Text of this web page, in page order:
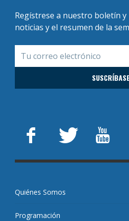
Regístrese a nuestro boletín y
noticias y el resumen de la
Quiénes Somos
Programación